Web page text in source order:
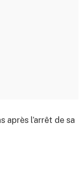
après l’arrêt de sa